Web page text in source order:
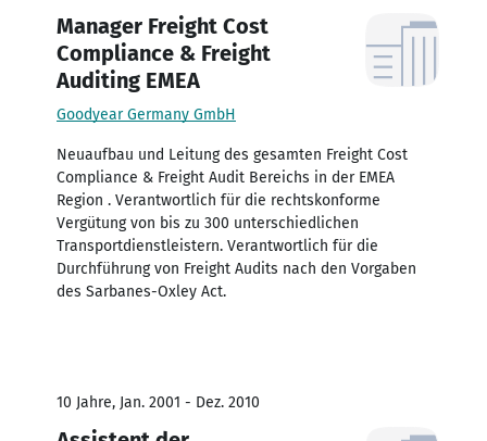
Manager Freight Cost
Compliance & Freight
Auditing EMEA
Goodyear Germany GmbH
Neuaufbau und Leitung des gesamten Freight Cost
Compliance & Freight Audit Bereichs in der EMEA
Region . Verantwortlich für die rechtskonforme
Vergütung von bis zu 300 unterschiedlichen
Transportdienstleistern. Verantwortlich für die
Durchführung von Freight Audits nach den Vorgaben
des Sarbanes-Oxley Act.
10 Jahre, Jan. 2001 - Dez. 2010